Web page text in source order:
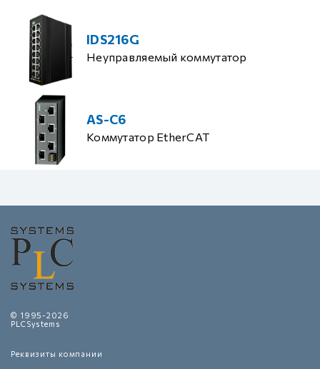
IDS216G
Неуправляемый коммутатор
AS-C6
Коммутатор EtherCAT
© 1995-2026
PLCSystems
Реквизиты компании